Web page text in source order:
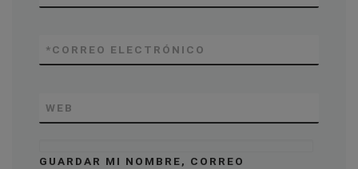
CORREO ELECTRÓNICO
*
WEB
GUARDAR MI NOMBRE, CORREO